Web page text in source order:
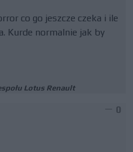
co go jeszcze czeka i ile
Kurde normalnie jak by
Lotus Renault
0